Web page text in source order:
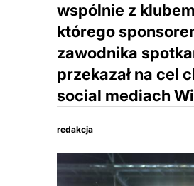
wspólnie z
którego
zawodnika
przekazał na cel
social mediach
redakcja